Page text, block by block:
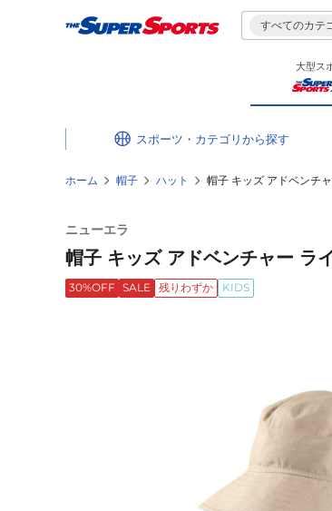
すべてのカテ
大型ス
スポーツ・カテゴリ
ホーム 帽子 ハット 帽子 キッズ アドベンチ
ニューエラ
帽子 キッズ アドベンチャー ラ
30%OFF SALE 残りわずか KIDS